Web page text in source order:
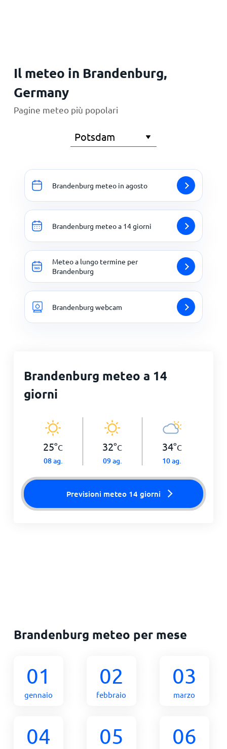
Il meteo in Brandenburg,
Germany
Pagine meteo più popolari
Brandenburg meteo in agosto
Brandenburg meteo a 14 giorni
Meteo a lungo termine per
Brandenburg
Brandenburg webcam
Brandenburg meteo a 14
giorni
25°C
08 ag.
32°C
09 ag.
34°C
10 ag.
Previsioni meteo 14 giorni
Brandenburg meteo per mese
01
gennaio
02
febbraio
03
marzo
04 05 06